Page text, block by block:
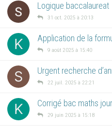
Logique baccalaureat
31 oct. 2025 à 20:13
K Application de la
9 août 2025 à 15:40
S Urgent recherche
22 juil. 2025 à 22:21
K Corrigé bac maths
29 juin 2025 à 15:18